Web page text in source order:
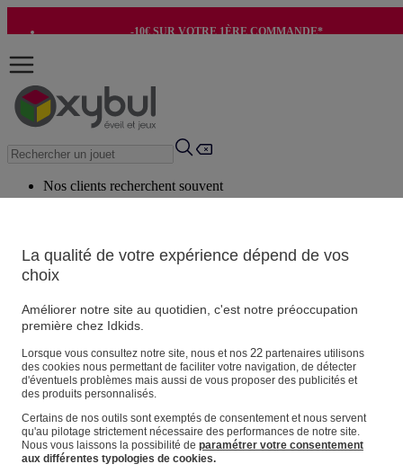
-10€ SUR VOTRE 1ÈRE COMMANDE*
Nos clients recherchent souvent
Conseils suggérés
Produits suggérés
Vos informations personnelles
Suivre une commande
Magasin
Panier
Favoris
La qualité de votre expérience dépend de vos
choix
Améliorer notre site au quotidien, c'est notre préoccupation
première chez Idkids.
Lorsque vous consultez notre site, nous et nos 22partenaires utilisons
des cookies nous permettant de faciliter votre navigation, de détecter
d'éventuels problèmes mais aussi de vous proposer des publicités et
des produits personnalisés.
Certains de nos outils sont exemptés de consentement et nous servent
qu'au pilotage strictement nécessaire des performances de notre site.
Nous vous laissons la possibilité de paramétrer votre consentement
aux différentes typologies de cookies.